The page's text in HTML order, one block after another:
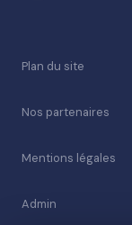
Plan du site
Nos partenaires
Mentions légales
Admin